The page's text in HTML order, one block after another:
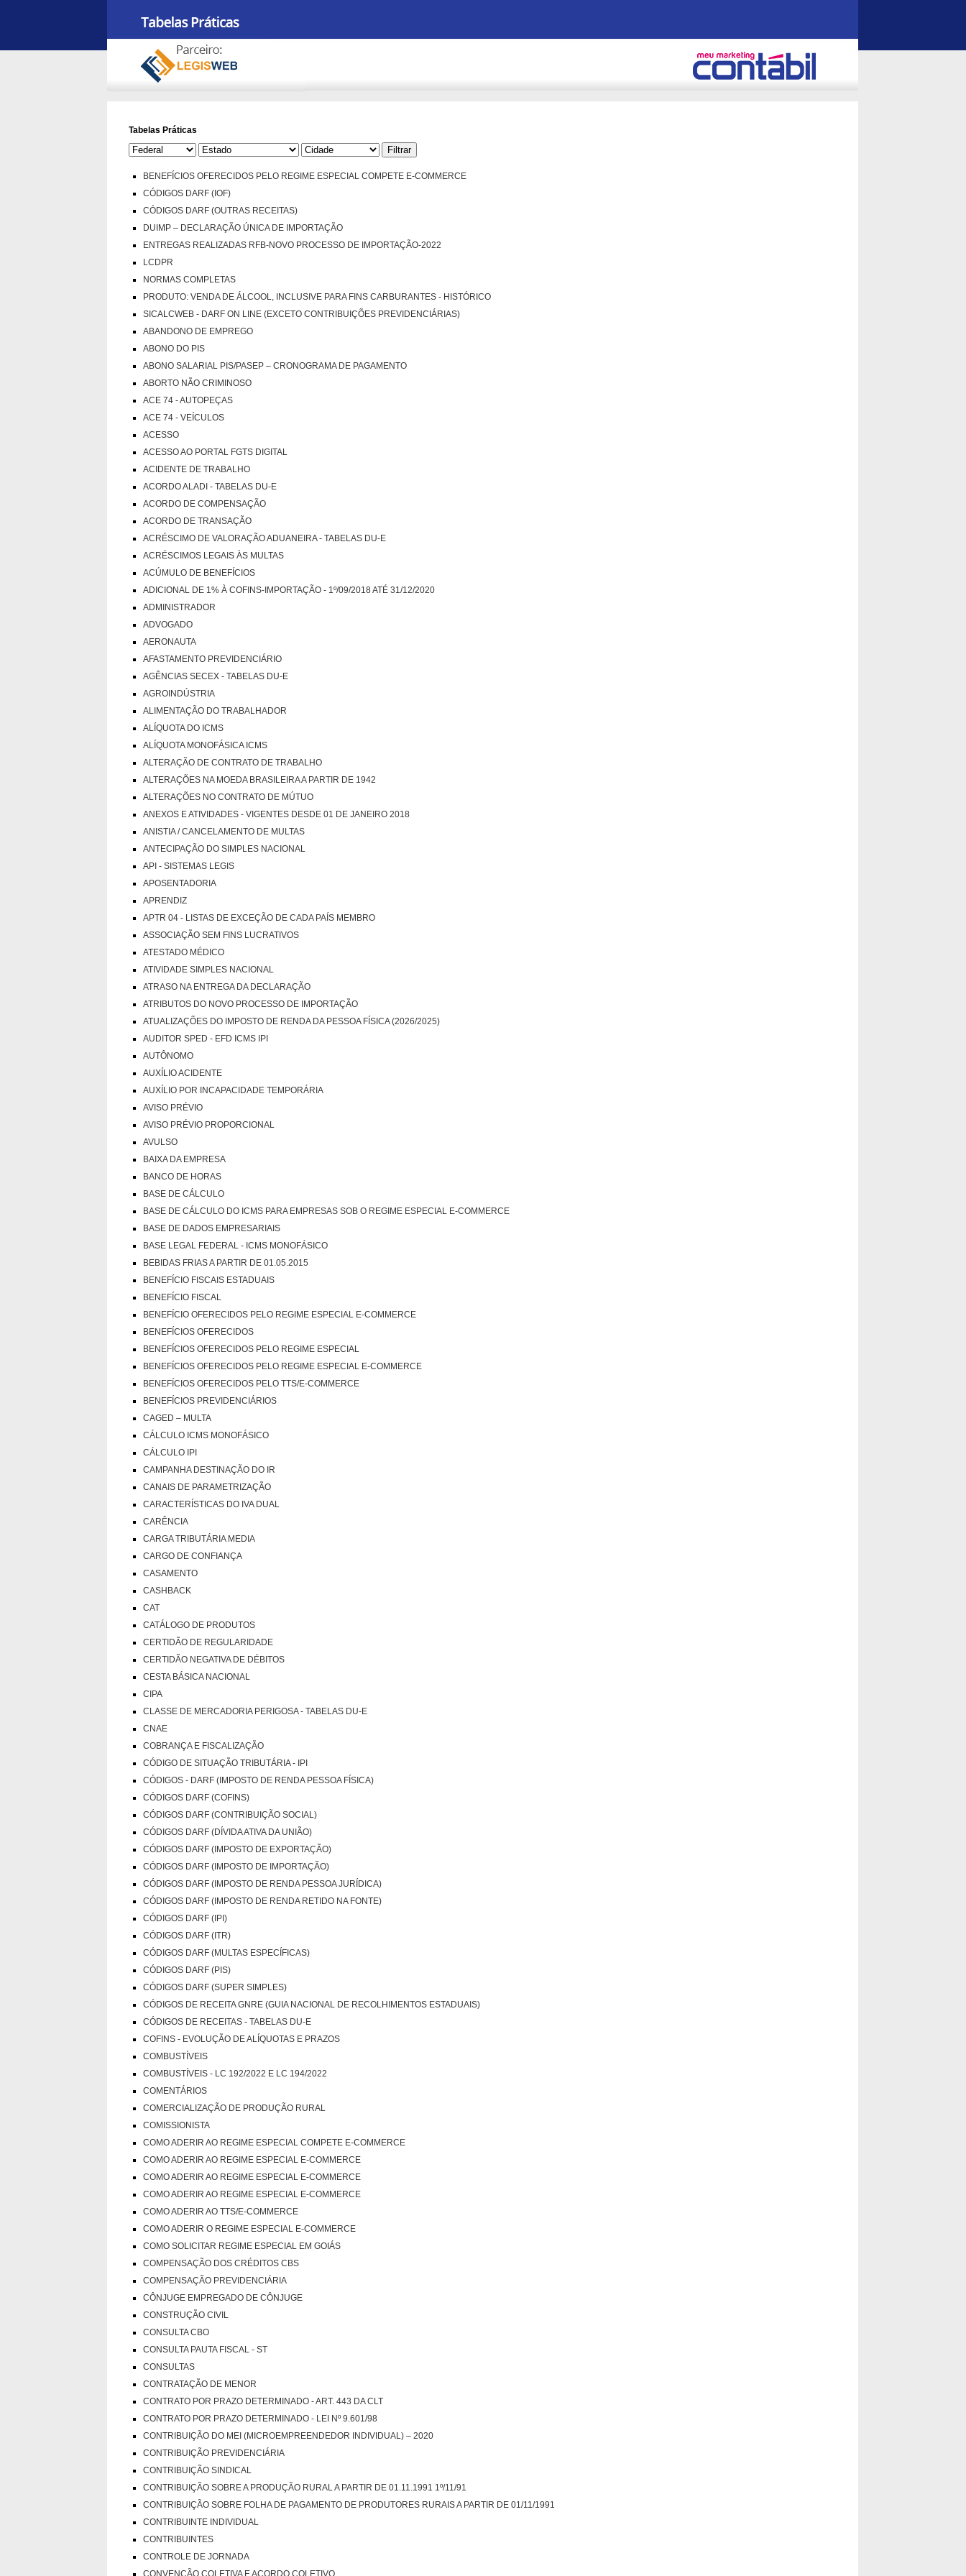
Tabelas Práticas
BENEFÍCIOS OFERECIDOS PELO REGIME ESPECIAL COMPETE E-COMMERCE
CÓDIGOS DARF (IOF)
CÓDIGOS DARF (OUTRAS RECEITAS)
DUIMP – DECLARAÇÃO ÚNICA DE IMPORTAÇÃO
ENTREGAS REALIZADAS RFB-NOVO PROCESSO DE IMPORTAÇÃO-2022
LCDPR
NORMAS COMPLETAS
PRODUTO: VENDA DE ÁLCOOL, INCLUSIVE PARA FINS CARBURANTES - HISTÓRICO
SICALCWEB - DARF ON LINE (EXCETO CONTRIBUIÇÕES PREVIDENCIÁRIAS)
ABANDONO DE EMPREGO
ABONO DO PIS
ABONO SALARIAL PIS/PASEP – CRONOGRAMA DE PAGAMENTO
ABORTO NÃO CRIMINOSO
ACE 74 - AUTOPEÇAS
ACE 74 - VEÍCULOS
ACESSO
ACESSO AO PORTAL FGTS DIGITAL
ACIDENTE DE TRABALHO
ACORDO ALADI - TABELAS DU-E
ACORDO DE COMPENSAÇÃO
ACORDO DE TRANSAÇÃO
ACRÉSCIMO DE VALORAÇÃO ADUANEIRA - TABELAS DU-E
ACRÉSCIMOS LEGAIS ÀS MULTAS
ACÚMULO DE BENEFÍCIOS
ADICIONAL DE 1% À COFINS-IMPORTAÇÃO - 1º/09/2018 ATÉ 31/12/2020
ADMINISTRADOR
ADVOGADO
AERONAUTA
AFASTAMENTO PREVIDENCIÁRIO
AGÊNCIAS SECEX - TABELAS DU-E
AGROINDÚSTRIA
ALIMENTAÇÃO DO TRABALHADOR
ALÍQUOTA DO ICMS
ALÍQUOTA MONOFÁSICA ICMS
ALTERAÇÃO DE CONTRATO DE TRABALHO
ALTERAÇÕES NA MOEDA BRASILEIRA A PARTIR DE 1942
ALTERAÇÕES NO CONTRATO DE MÚTUO
ANEXOS E ATIVIDADES - VIGENTES DESDE 01 DE JANEIRO 2018
ANISTIA / CANCELAMENTO DE MULTAS
ANTECIPAÇÃO DO SIMPLES NACIONAL
API - SISTEMAS LEGIS
APOSENTADORIA
APRENDIZ
APTR 04 - LISTAS DE EXCEÇÃO DE CADA PAÍS MEMBRO
ASSOCIAÇÃO SEM FINS LUCRATIVOS
ATESTADO MÉDICO
ATIVIDADE SIMPLES NACIONAL
ATRASO NA ENTREGA DA DECLARAÇÃO
ATRIBUTOS DO NOVO PROCESSO DE IMPORTAÇÃO
ATUALIZAÇÕES DO IMPOSTO DE RENDA DA PESSOA FÍSICA (2026/2025)
AUDITOR SPED - EFD ICMS IPI
AUTÔNOMO
AUXÍLIO ACIDENTE
AUXÍLIO POR INCAPACIDADE TEMPORÁRIA
AVISO PRÉVIO
AVISO PRÉVIO PROPORCIONAL
AVULSO
BAIXA DA EMPRESA
BANCO DE HORAS
BASE DE CÁLCULO
BASE DE CÁLCULO DO ICMS PARA EMPRESAS SOB O REGIME ESPECIAL E-COMMERCE
BASE DE DADOS EMPRESARIAIS
BASE LEGAL FEDERAL - ICMS MONOFÁSICO
BEBIDAS FRIAS A PARTIR DE 01.05.2015
BENEFÍCIO FISCAIS ESTADUAIS
BENEFÍCIO FISCAL
BENEFÍCIO OFERECIDOS PELO REGIME ESPECIAL E-COMMERCE
BENEFÍCIOS OFERECIDOS
BENEFÍCIOS OFERECIDOS PELO REGIME ESPECIAL
BENEFÍCIOS OFERECIDOS PELO REGIME ESPECIAL E-COMMERCE
BENEFÍCIOS OFERECIDOS PELO TTS/E-COMMERCE
BENEFÍCIOS PREVIDENCIÁRIOS
CAGED – MULTA
CÁLCULO ICMS MONOFÁSICO
CÁLCULO IPI
CAMPANHA DESTINAÇÃO DO IR
CANAIS DE PARAMETRIZAÇÃO
CARACTERÍSTICAS DO IVA DUAL
CARÊNCIA
CARGA TRIBUTÁRIA MEDIA
CARGO DE CONFIANÇA
CASAMENTO
CASHBACK
CAT
CATÁLOGO DE PRODUTOS
CERTIDÃO DE REGULARIDADE
CERTIDÃO NEGATIVA DE DÉBITOS
CESTA BÁSICA NACIONAL
CIPA
CLASSE DE MERCADORIA PERIGOSA - TABELAS DU-E
CNAE
COBRANÇA E FISCALIZAÇÃO
CÓDIGO DE SITUAÇÃO TRIBUTÁRIA - IPI
CÓDIGOS - DARF (IMPOSTO DE RENDA PESSOA FÍSICA)
CÓDIGOS DARF (COFINS)
CÓDIGOS DARF (CONTRIBUIÇÃO SOCIAL)
CÓDIGOS DARF (DÍVIDA ATIVA DA UNIÃO)
CÓDIGOS DARF (IMPOSTO DE EXPORTAÇÃO)
CÓDIGOS DARF (IMPOSTO DE IMPORTAÇÃO)
CÓDIGOS DARF (IMPOSTO DE RENDA PESSOA JURÍDICA)
CÓDIGOS DARF (IMPOSTO DE RENDA RETIDO NA FONTE)
CÓDIGOS DARF (IPI)
CÓDIGOS DARF (ITR)
CÓDIGOS DARF (MULTAS ESPECÍFICAS)
CÓDIGOS DARF (PIS)
CÓDIGOS DARF (SUPER SIMPLES)
CÓDIGOS DE RECEITA GNRE (GUIA NACIONAL DE RECOLHIMENTOS ESTADUAIS)
CÓDIGOS DE RECEITAS - TABELAS DU-E
COFINS - EVOLUÇÃO DE ALÍQUOTAS E PRAZOS
COMBUSTÍVEIS
COMBUSTÍVEIS - LC 192/2022 E LC 194/2022
COMENTÁRIOS
COMERCIALIZAÇÃO DE PRODUÇÃO RURAL
COMISSIONISTA
COMO ADERIR AO REGIME ESPECIAL COMPETE E-COMMERCE
COMO ADERIR AO REGIME ESPECIAL E-COMMERCE
COMO ADERIR AO REGIME ESPECIAL E-COMMERCE
COMO ADERIR AO REGIME ESPECIAL E-COMMERCE
COMO ADERIR AO TTS/E-COMMERCE
COMO ADERIR O REGIME ESPECIAL E-COMMERCE
COMO SOLICITAR REGIME ESPECIAL EM GOIÁS
COMPENSAÇÃO DOS CRÉDITOS CBS
COMPENSAÇÃO PREVIDENCIÁRIA
CÔNJUGE EMPREGADO DE CÔNJUGE
CONSTRUÇÃO CIVIL
CONSULTA CBO
CONSULTA PAUTA FISCAL - ST
CONSULTAS
CONTRATAÇÃO DE MENOR
CONTRATO POR PRAZO DETERMINADO - ART. 443 DA CLT
CONTRATO POR PRAZO DETERMINADO - LEI Nº 9.601/98
CONTRIBUIÇÃO DO MEI (MICROEMPREENDEDOR INDIVIDUAL) – 2020
CONTRIBUIÇÃO PREVIDENCIÁRIA
CONTRIBUIÇÃO SINDICAL
CONTRIBUIÇÃO SOBRE A PRODUÇÃO RURAL A PARTIR DE 01.11.1991 1º/11/91
CONTRIBUIÇÃO SOBRE FOLHA DE PAGAMENTO DE PRODUTORES RURAIS A PARTIR DE 01/11/1991
CONTRIBUINTE INDIVIDUAL
CONTRIBUINTES
CONTROLE DE JORNADA
CONVENÇÃO COLETIVA E ACORDO COLETIVO